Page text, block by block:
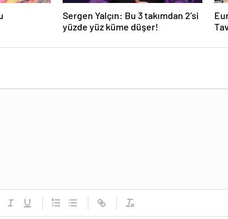
Sergen Yalçın: Bu 3 takımdan 2’si
yüzde yüz küme düşer!